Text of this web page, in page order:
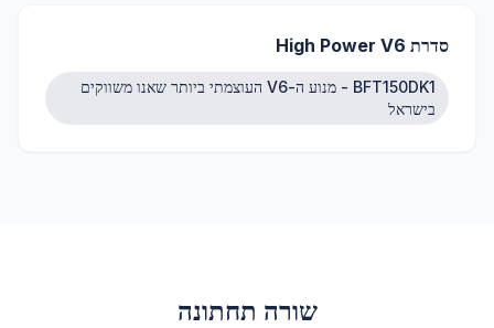
סדרת High Power V6
BFT150DK1 - מנוע ה-V6 העוצמתי ביותר שאנו משווקים
בישראל
שורה תחתונה